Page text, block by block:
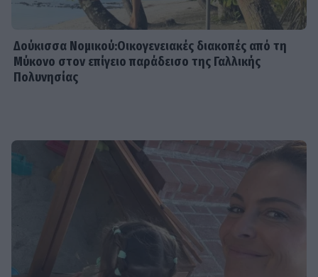
Δούκισσα Νομικού:Οικογενειακές διακοπές από τη
Μύκονο στον επίγειο παράδεισο της Γαλλικής
Πολυνησίας